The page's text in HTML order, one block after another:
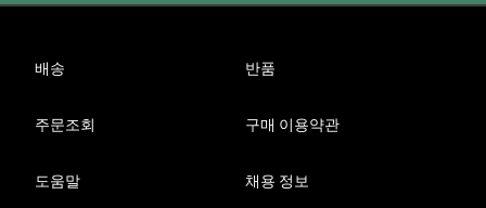
배송 반품
주문조회 구매 이용약관
도움말 채용 정보